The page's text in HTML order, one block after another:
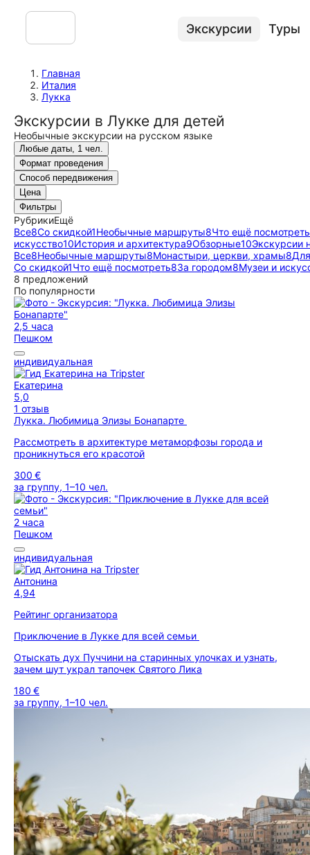
Экскурсии Туры
Главная
Италия
Лукка
Экскурсии в Лукке для детей
Необычные экскурсии на русском языке
Любые даты, 1 чел.
Формат проведения
Способ передвижения
Цена
Фильтры
РубрикиЕщё
Все8Со скидкой1Необычные маршруты8Что ещё посмотреть
искусство10История и архитектура9Обзорные10Экскурсии
Все8Необычные маршруты8Монастыри, церкви, храмы8
Со скидкой1Что ещё посмотреть8За городом8Музеи и
8 предложений
По популярности
2,5 часа
Пешком
индивидуальная
Екатерина
5,0
1 отзыв
Лукка. Любимица Элизы Бонапарте
Рассмотреть в архитектуре метаморфозы города и
проникнуться его красотой
300 €
за группу, 1–10 чел.
2 часа
Пешком
индивидуальная
Антонина
4,94
Рейтинг организатора
Приключение в Лукке для всей семьи
Отыскать дух Пуччини на старинных улочках и узнать,
зачем шут украл тапочек Святого Лика
180 €
за группу, 1–10 чел.